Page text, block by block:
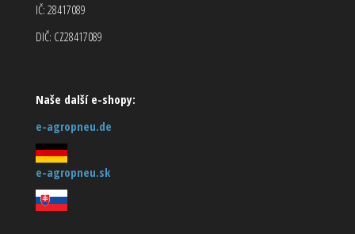
IČ: 28417089
DIČ: CZ28417089
Naše další e-shopy:
e-agropneu.de
e-agropneu.sk